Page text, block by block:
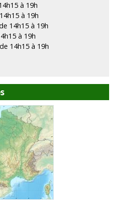
à 19h
à 19h
14h15 à 19h
à 19h
14h15 à 19h